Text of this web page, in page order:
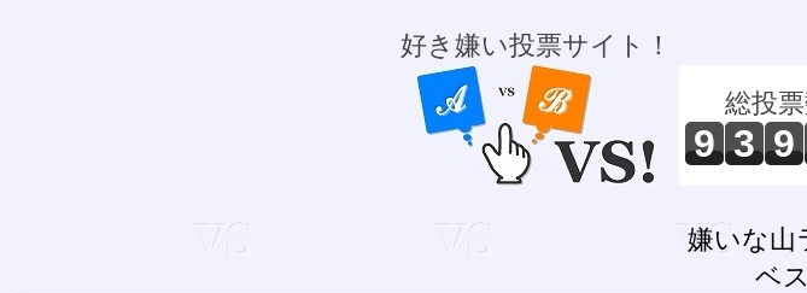
好き嫌い投票サイト！
総投
9 3 9
嫌いな山
ベ